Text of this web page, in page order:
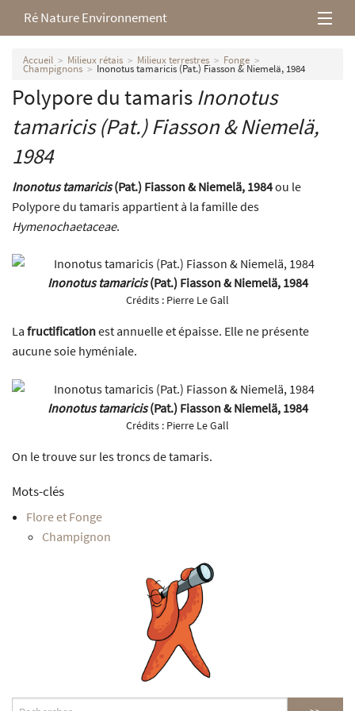
Ré Nature Environnement
L’association
Milieux rétais
Nos parutions
Accueil Milieux rétais Milieux terrestres Fonge
Champignons Inonotus tamaricis (Pat.) Fiasson & Niemelä, 1984
Polypore du tamaris Inonotus
tamaricis(Pat.) Fiasson & Niemelä,
1984
Inonotus tamaricis(Pat.) Fiasson & Niemelä, 1984ou le
Polypore du tamaris appartient à la famille des
Hymenochaetaceae.
Inonotus tamaricis(Pat.) Fiasson & Niemelä, 1984
Crédits : Pierre Le Gall
La fructificationest annuelle et épaisse. Elle ne présente
aucune soie hyméniale.
Inonotus tamaricis(Pat.) Fiasson & Niemelä, 1984
Crédits : Pierre Le Gall
On le trouve sur les troncs de tamaris.
Mots-clés
Flore et Fonge
Champignon